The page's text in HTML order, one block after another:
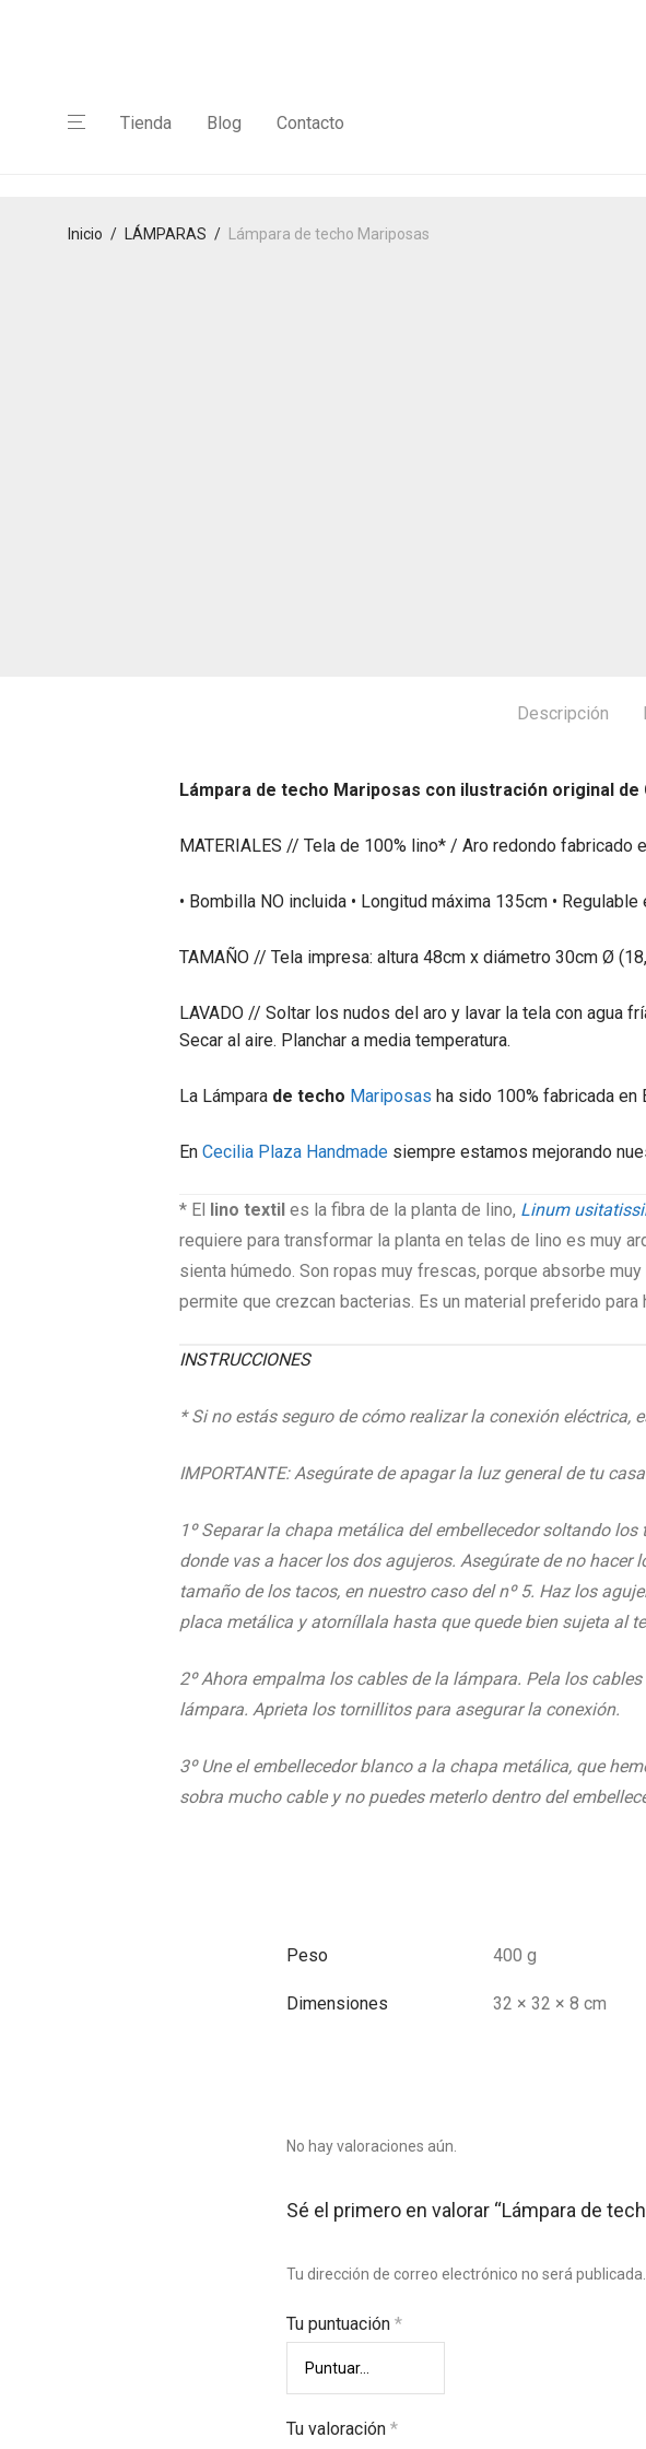
Tienda Blog Contacto
Inicio / LÁMPARAS / Lámpara de techo Mariposas
Descripción
Lámpara de techo Mariposas con ilustración original de
MATERIALES // Tela de 100% lino* / Aro redondo
• Bombilla NO incluida • Longitud máxima 135cm • Regulable
TAMAÑO // Tela impresa: altura 48cm x diámetro 30cm Ø
LAVADO // Soltar los nudos del aro y lavar la tela con agua
Secar al aire. Planchar a media temperatura.
La Lámpara de techo Mariposas ha sido 100% fabricada en
En Cecilia Plaza Handmade siempre estamos mejorando
* El lino textil es la fibra de la planta de lino, Linum
requiere para transformar la planta en telas de lino es muy
sienta húmedo. Son ropas muy frescas, porque absorbe
permite que crezcan bacterias. Es un material preferido
INSTRUCCIONES
* Si no estás seguro de cómo realizar la conexión
IMPORTANTE: Asegúrate de apagar la luz general de tu
1º Separar la chapa metálica del embellecedor soltando
donde vas a hacer los dos agujeros. Asegúrate de no
tamaño de los tacos, en nuestro caso del nº 5. Haz los
placa metálica y atorníllala hasta que quede bien sujeta al
2º Ahora empalma los cables de la lámpara. Pela los
lámpara. Aprieta los tornillitos para asegurar la conexión.
3º Une el embellecedor blanco a la chapa metálica, que
sobra mucho cable y no puedes meterlo dentro del
Peso 400 g
Dimensiones 32 × 32 × 8 cm
No hay valoraciones aún.
Sé el primero en valorar “Lámpara de
Tu dirección de correo electrónico no será publicada.
Tu puntuación *
Tu valoración *